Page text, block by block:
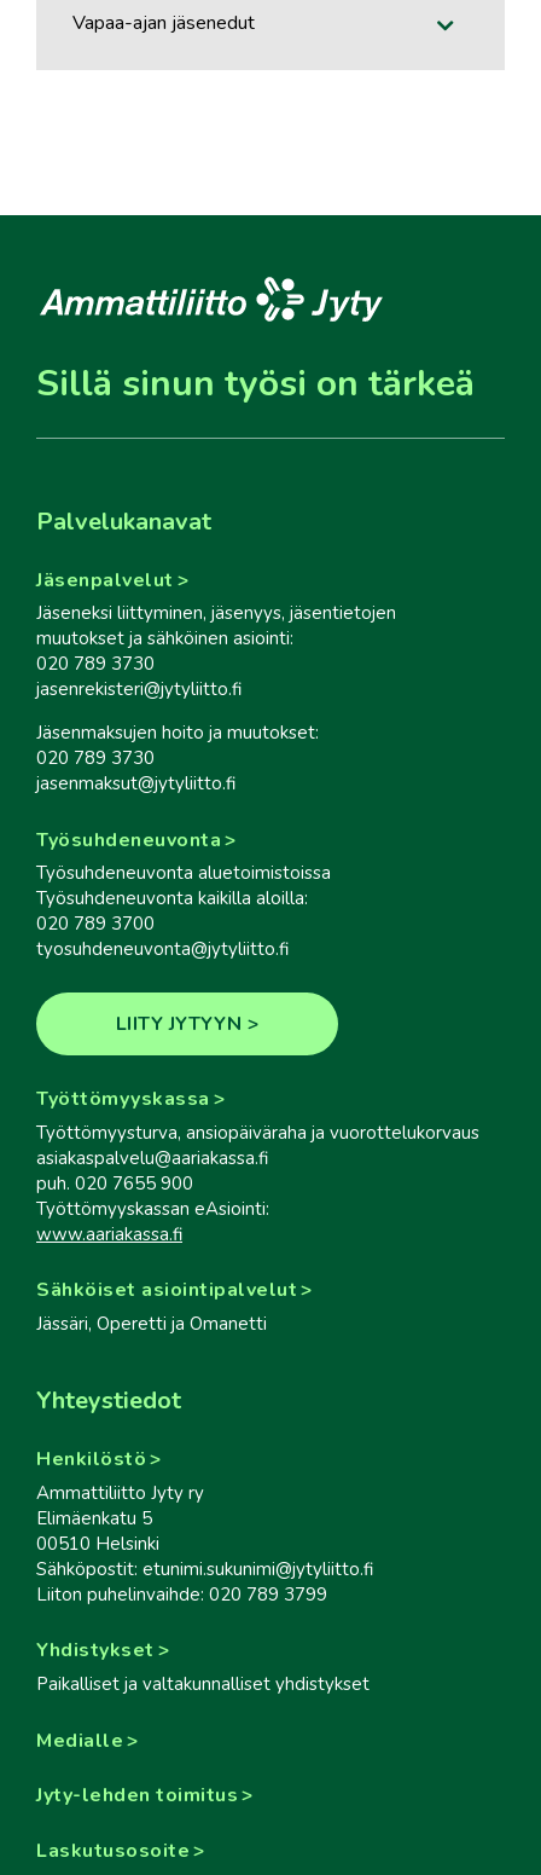
Vapaa-ajan jäsenedut
Sillä sinun työsi on tärkeä
Palvelukanavat
Jäsenpalvelut
Jäseneksi liittyminen, jäsenyys, jäsentietojen
muutokset ja sähköinen asiointi:
020 789 3730
jasenrekisteri@jytyliitto.fi
Jäsenmaksujen hoito ja muutokset:
020 789 3730
jasenmaksut@jytyliitto.fi
Työsuhdeneuvonta
Työsuhdeneuvonta aluetoimistoissa
Työsuhdeneuvonta kaikilla aloilla:
020 789 3700
tyosuhdeneuvonta@jytyliitto.fi
LIITY JYTYYN
Työttömyyskassa
Työttömyysturva, ansiopäiväraha ja vuorottelukorvaus
asiakaspalvelu@aariakassa.fi
puh. 020 7655 900
Työttömyyskassan eAsiointi:
www.aariakassa.fi
Sähköiset asiointipalvelut
Jässäri, Operetti ja Omanetti
Yhteystiedot
Henkilöstö
Ammattiliitto Jyty ry
Elimäenkatu 5
00510 Helsinki
Sähköpostit: etunimi.sukunimi@jytyliitto.fi
Liiton puhelinvaihde: 020 789 3799
Yhdistykset
Paikalliset ja valtakunnalliset yhdistykset
Medialle
Jyty-lehden toimitus
Laskutusosoite